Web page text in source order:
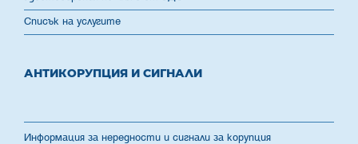
Списък на услугите
АНТИКОРУПЦИЯ И СИГНАЛИ
Информация за нередности и сигнали за корупция